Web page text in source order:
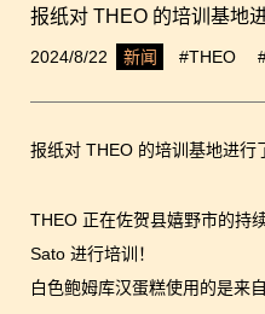
报纸对 THEO 的培训基地
2024/8/22 新闻 #THEO
报纸对 THEO 的培训基地进行
THEO 正在佐贺县嬉野市的持
Sato 进行培训！
白色鲍姆库汉蛋糕使用的是来